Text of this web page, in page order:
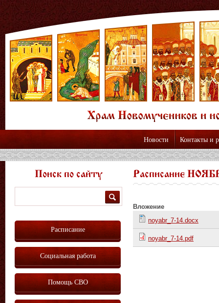
Новости Контакты и
Расписание
Вложение
noyabr_7-14.docx
noyabr_7-14.pdf
Поиск по сайту
Расписание
Социальная работа
Помощь СВО